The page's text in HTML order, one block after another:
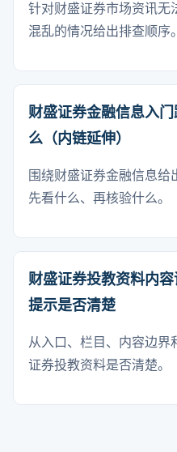
针对财盛证券市场资讯无
混乱的情况给出排查顺序。
财盛证券金融信息入
么（内链延伸）
围绕财盛证券金融信息给
先看什么、再核验什么。
财盛证券投教资料内
提示是否清楚
从入口、栏目、内容边界
证券投教资料是否清楚。